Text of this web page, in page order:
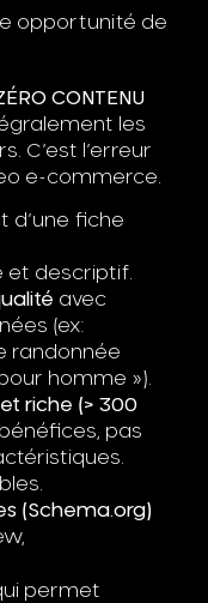
opportunité de
CONTENU
les
C’est l’erreur
e-commerce.
d’une fiche
et descriptif.
avec
(ex:
randonnée
homme »).
riche (> 300
pas
(Schema.org)
permet